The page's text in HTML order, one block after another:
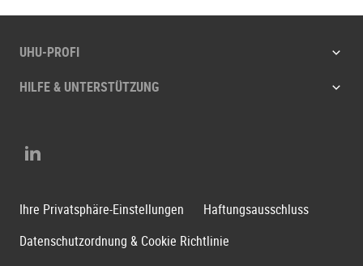
UHU-PROFI
HILFE & UNTERSTÜTZUNG
LinkedIn
Ihre Privatsphäre-Einstellungen
Haftungsausschluss
Datenschutzordnung & Cookie Richtlinie